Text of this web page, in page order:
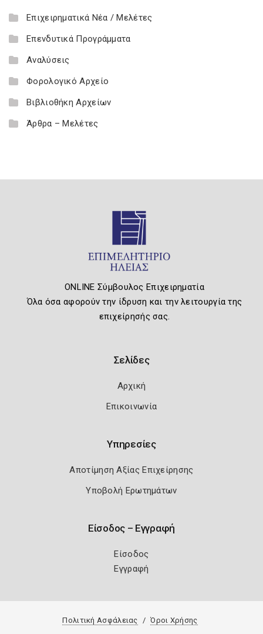
Επιχειρηματικά Νέα / Μελέτες
Επενδυτικά Προγράμματα
Αναλύσεις
Φορολογικό Αρχείο
Βιβλιοθήκη Αρχείων
Άρθρα – Μελέτες
ONLINE Σύμβουλος Επιχειρηματία
Όλα όσα αφορούν την ίδρυση και την λειτουργία της
επιχείρησής σας.
Σελίδες
Αρχική
Επικοινωνία
Υπηρεσίες
Αποτίμηση Αξίας Επιχείρησης
Υποβολή Ερωτημάτων
Είσοδος – Εγγραφή
Είσοδος
Εγγραφή
Πολιτική Ασφάλειας Όροι Χρήσης